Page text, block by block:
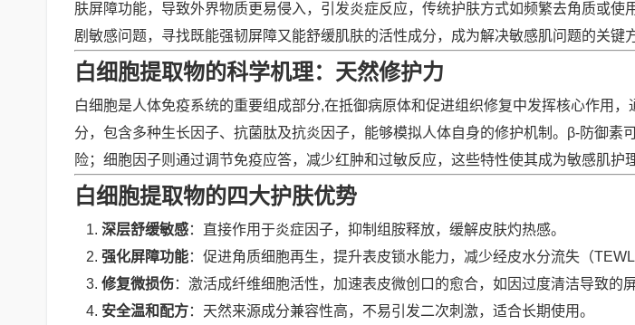
肤屏障功能，导致外界物质更易侵入，引发炎症反应，传统护肤方式如频繁去角质或使
剧敏感问题，寻找既能强韧屏障又能舒缓肌肤的活性成分，成为解决敏感肌问题的关键
白细胞提取物的科学机理：天然修护力
白细胞是人体免疫系统的重要组成部分,在抵御病原体和促进组织修复中发挥核心作用
分，包含多种生长因子、抗菌肽及抗炎因子，能够模拟人体自身的修护机制。β-防御素
险；细胞因子则通过调节免疫应答，减少红肿和过敏反应，这些特性使其成为敏感肌护
白细胞提取物的四大护肤优势
深层舒缓敏感：直接作用于炎症因子，抑制组胺释放，缓解皮肤灼热感。
强化屏障功能：促进角质细胞再生，提升表皮锁水能力，减少经皮水分流失（TEWL
修复微损伤：激活成纤维细胞活性，加速表皮微创口的愈合，如因过度清洁导致的屏
安全温和配方：天然来源成分兼容性高，不易引发二次刺激，适合长期使用。